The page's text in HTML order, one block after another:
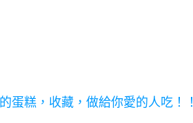
蛋糕，收藏，做給你愛的人吃！！